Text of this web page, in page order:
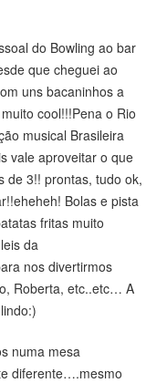
do Bowling ao bar
que cheguei ao
uns bacaninhos a
cool!!!Pena o Rio
musical Brasileira
vale aproveitar o que
de 3!! prontas, tudo ok,
Bolas e pista
fritas muito
da
nos divertirmos
Roberta, etc..etc… A
numa mesa
diferente….mesmo